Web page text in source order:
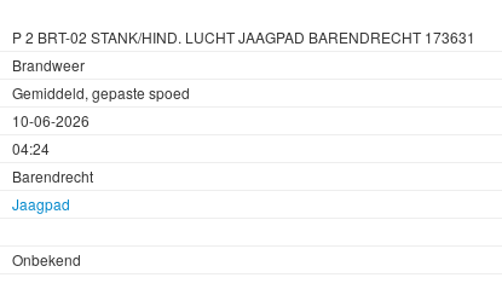
P 2 BRT-02 STANK/HIND. LUCHT JAAGPAD BARENDRECHT 173631
Brandweer
Gemiddeld, gepaste spoed
10-06-2026
04:24
Barendrecht
Jaagpad
Onbekend